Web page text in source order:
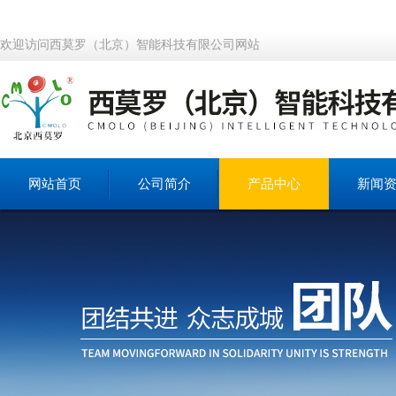
欢迎访问西莫罗（北京）智能科技有限公司网站
网站首页 公司简介 产品中心 新闻